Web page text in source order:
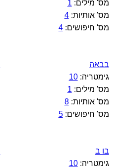
מס' מילים: 1
מס' אותיות:4
מס' חיפושים:4
בבאה
גימטריה:10
מס' מילים: 1
מס' אותיות:8
מס' חיפושים:5
בו ב
גימטריה:10